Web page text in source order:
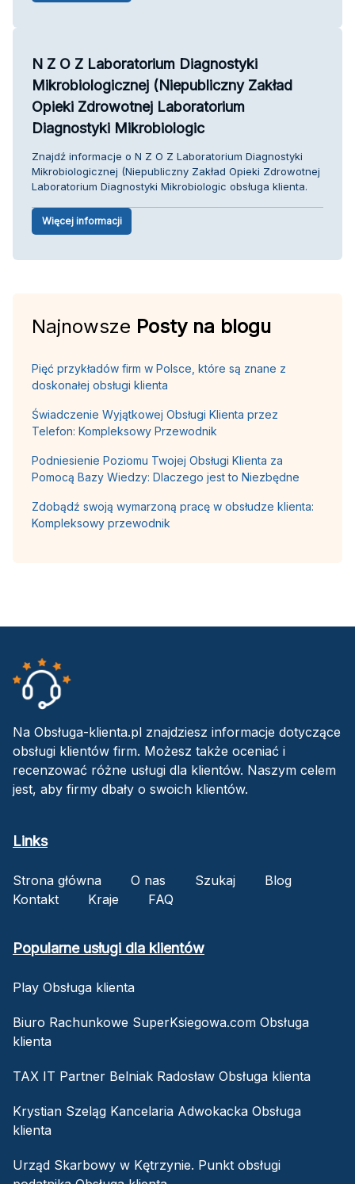
N Z O Z Laboratorium Diagnostyki
Mikrobiologicznej (Niepubliczny Zakład
Opieki Zdrowotnej Laboratorium
Diagnostyki Mikrobiologic
Znajdź informacje o N Z O Z Laboratorium Diagnostyki
Mikrobiologicznej (Niepubliczny Zakład Opieki Zdrowotnej
Laboratorium Diagnostyki Mikrobiologic obsługa klienta.
Więcej informacji
Najnowsze Posty na blogu
Pięć przykładów firm w Polsce, które są znane z
doskonałej obsługi klienta
Świadczenie Wyjątkowej Obsługi Klienta przez
Telefon: Kompleksowy Przewodnik
Podniesienie Poziomu Twojej Obsługi Klienta za
Pomocą Bazy Wiedzy: Dlaczego jest to Niezbędne
Zdobądź swoją wymarzoną pracę w obsłudze klienta:
Kompleksowy przewodnik
Na Obsługa-klienta.pl znajdziesz informacje dotyczące
obsługi klientów firm. Możesz także oceniać i
recenzować różne usługi dla klientów. Naszym celem
jest, aby firmy dbały o swoich klientów.
Links
Strona główna O nas Szukaj
Blog
Kontakt
Kraje FAQ
Popularne usługi dla klientów
Play Obsługa klienta
Biuro Rachunkowe SuperKsiegowa.com Obsługa
klienta
TAX IT Partner Belniak Radosław Obsługa klienta
Krystian Szeląg Kancelaria Adwokacka Obsługa
klienta
Urząd Skarbowy w Kętrzynie. Punkt obsługi